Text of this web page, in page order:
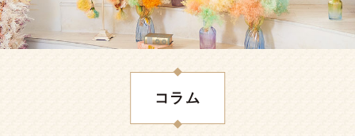
コラム